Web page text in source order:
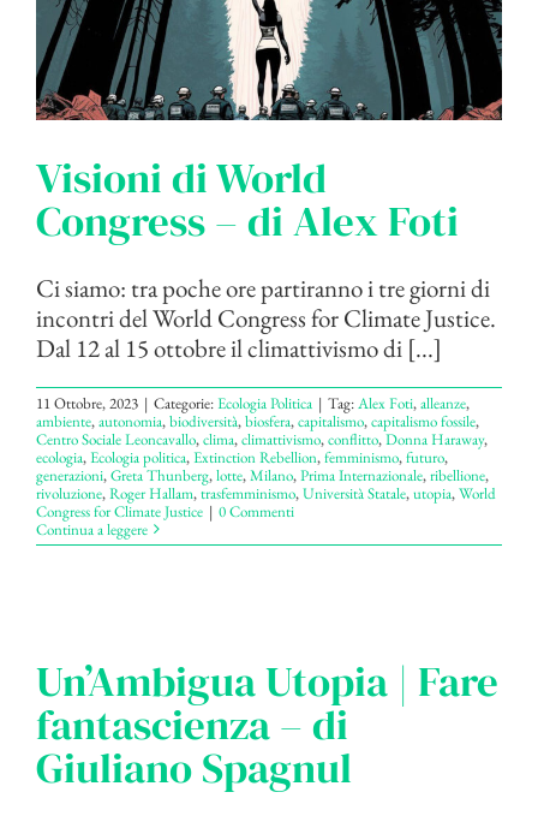
Visioni di World
Congress – di Alex Foti
Ci siamo: tra poche ore partiranno i tre giorni di
incontri del World Congress for Climate Justice.
Dal 12 al 15 ottobre il climattivismo di [...]
11 Ottobre, 2023 | Categorie:Ecologia Politica | Tag:Alex Foti,alleanze,
ambiente,autonomia,biodiversità,biosfera,capitalismo,capitalismo fossile,
Centro Sociale Leoncavallo,clima,climattivismo,conflitto,Donna Haraway,
ecologia,Ecologia politica,Extinction Rebellion,femminismo,futuro,
generazioni,Greta Thunberg,lotte,Milano,Prima Internazionale,ribellione,
rivoluzione,Roger Hallam,trasfemminismo,Università Statale,utopia,World
Congress for Climate Justice | 0 Commenti
Continua a leggere
Un’Ambigua Utopia | Fare
fantascienza – di
Giuliano Spagnul